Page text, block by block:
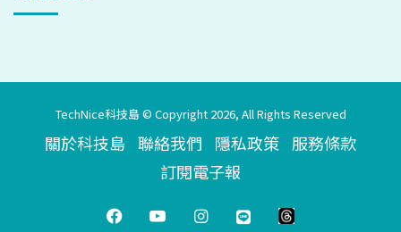
TechNice科技島 © Copyright 2026, All Rights Reserved
關於科技島 聯絡我們 隱私政策 服務條款
訂閱電子報